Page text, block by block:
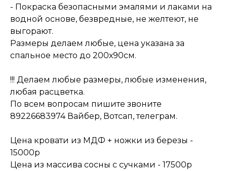
- Покраска безопасными эмалями и лаками на
водной основе, безвредные, не желтеют, не
выгорают.
Размеры делаем любые, цена указана за
спальное место до 200х90см.
!!! Делаем любые размеры, любые изменения,
любая расцветка.
По всем вопросам пишите звоните
89226683974 Вайбер, Вотсап, телеграм.
Цена кровати из МДФ + ножки из березы -
15000р
Цена из массива сосны с сучками - 17500р